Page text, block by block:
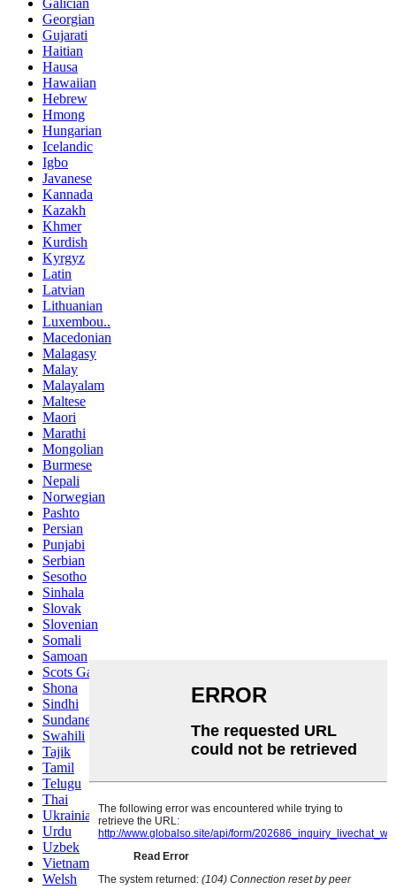
Georgian
Gujarati
Haitian
Hausa
Hawaiian
Hebrew
Hmong
Hungarian
Icelandic
Igbo
Javanese
Kannada
Kazakh
Khmer
Kurdish
Kyrgyz
Latin
Latvian
Lithuanian
Luxembou..
Macedonian
Malagasy
Malay
Malayalam
Maltese
Maori
Marathi
Mongolian
Burmese
Nepali
Norwegian
Pashto
Persian
Punjabi
Serbian
Sesotho
Sinhala
Slovak
Slovenian
Somali
Samoan
Scots Gaelic
Shona
Sindhi
Sundanese
Swahili
Tajik
Tamil
Telugu
Thai
Ukrainian
Urdu
Uzbek
Vietnamese
Welsh